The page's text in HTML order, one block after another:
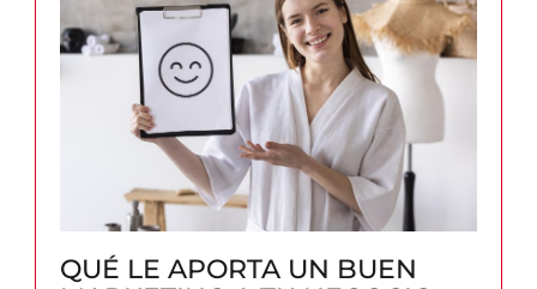
QUÉ LE APORTA UN BUEN